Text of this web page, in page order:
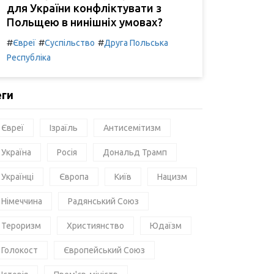
для України конфліктувати з
Польщею в нинішніх умовах?
#Євреї #Суспільство #Друга Польська
Республіка
Євреї Ізраїль Антисемітизм
Україна Росія Дональд Трамп
Українці Європа Київ Нацизм
Німеччина Радянський Союз
Тероризм Християнство Юдаїзм
Голокост Європейський Союз